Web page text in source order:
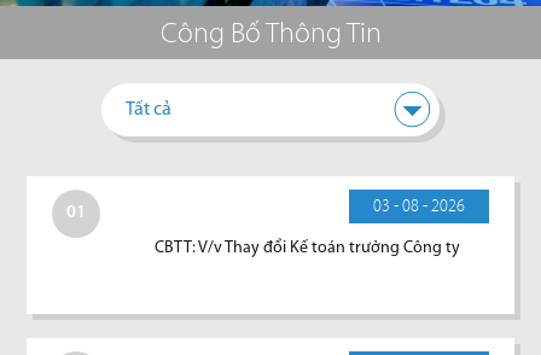
Công Bố Thông Tin
Tất cả
01 03 - 08 - 2026
CBTT: V/v Thay đổi Kế toán trưởng Công ty